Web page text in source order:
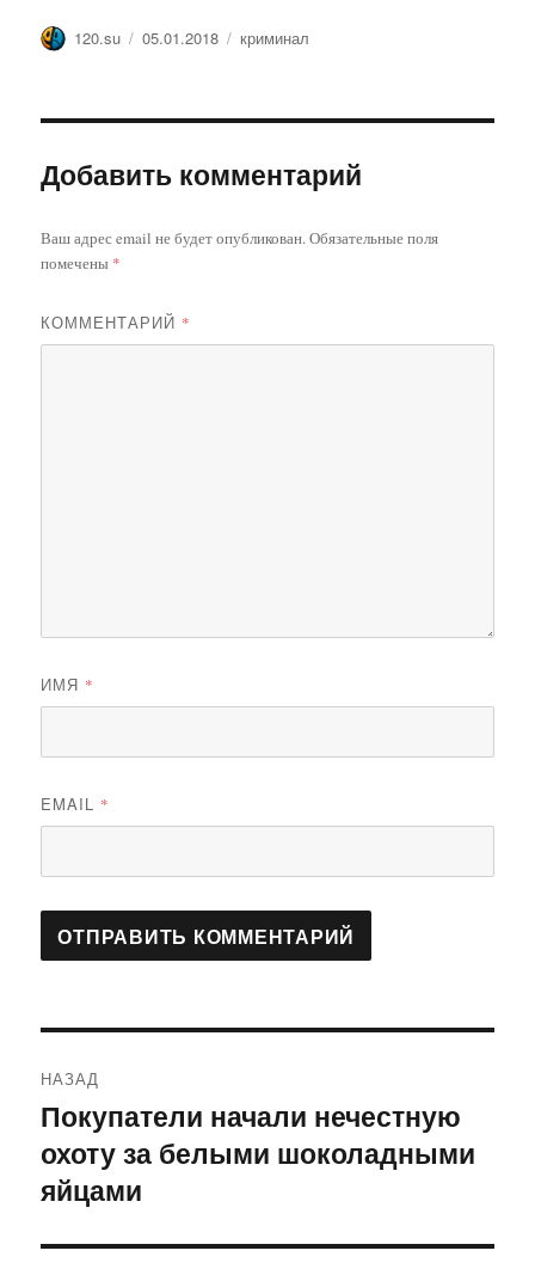
Автор
120.su Опубликовано
05.01.2018 Метки
криминал
Добавить комментарий
Ваш адрес email не будет опубликован.Обязательные поля
помечены *
КОММЕНТАРИЙ *
ИМЯ *
EMAIL *
по
записям
НАЗАД
Предыдущая
запись:
Покупатели начали нечестную
охоту за белыми шоколадными
яйцами